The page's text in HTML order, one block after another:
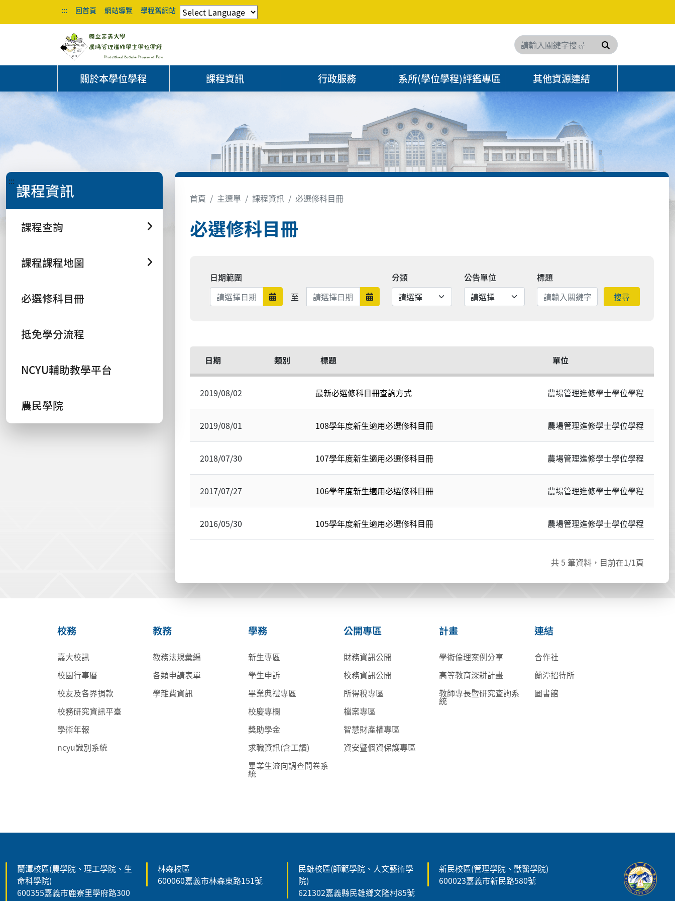
::: 回首頁 網站導覽 學程舊網站
搜尋
關於本學位學程 課程資訊 行政服務 系所(學位學程)評鑑專區 其他資源連結
::: 課程資訊
課程查詢
課程課程地圖
必選修科目冊
抵免學分流程
NCYU輔助教學平台
農民學院
首頁 主選單 課程資訊 必選修科目冊
必選修科目冊
日期範圍
日期範圍開始
至 日期範圍結束 日期範圍結束
分類 公告單位
標題
搜尋
日期 類別 標題 單位
2019/08/02 最新必選修科目冊查詢方式 農場管理進修學士學位學程
2019/08/01 108學年度新生適用必選修科目冊 農場管理進修學士學位學程
2018/07/30 107學年度新生適用必選修科目冊 農場管理進修學士學位學程
2017/07/27 106學年度新生適用必選修科目冊 農場管理進修學士學位學程
2016/05/30 105學年度新生適用必選修科目冊 農場管理進修學士學位學程
共5 筆資料，目前在1/1頁
校務
嘉大校訊
校園行事曆
校友及各界捐款
校務研究資訊平臺
學術年報
ncyu識別系統
教務
教務法規彙編
各類申請表單
學雜費資訊
學務
新生專區
學生申訴
畢業典禮專區
校慶專欄
獎助學金
求職資訊(含工讀)
畢業生流向調查問卷系
統
公開專區
財務資訊公開
校務資訊公開
所得稅專區
檔案專區
智慧財產權專區
資安暨個資保護專區
計畫
學術倫理案例分享
高等教育深耕計畫
教師專長暨研究查詢系
統
連結
合作社
蘭潭招待所
圖書館
蘭潭校區(農學院、理工學院、生
命科學院)
600355嘉義市鹿寮里學府路300
林森校區
600060嘉義市林森東路151號
民雄校區(師範學院、人文藝術學
院)
621302嘉義縣民雄鄉文隆村85號
新民校區(管理學院、獸醫學院)
600023嘉義市新民路580號